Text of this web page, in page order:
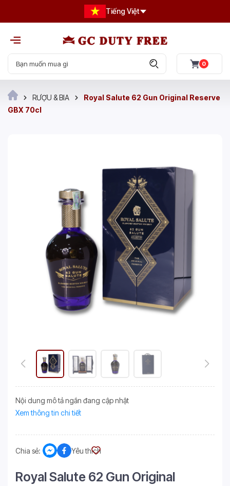
Tiếng Việt
0
RƯỢU & BIA
Royal Salute 62 Gun Original Reserve
GBX 70cl
Nội dung mô tả ngắn đang cập nhật
Xem thông tin chi tiết
Chia sẻ: Yêu thích
Royal Salute 62 Gun Original